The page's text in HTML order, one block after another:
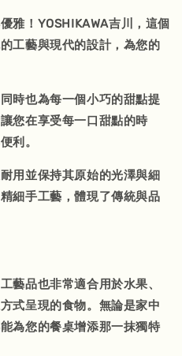
雅！YOSHIKAWA吉川，這個
工藝與現代的設計，為您的
時也為每一個小巧的甜點提
您在享受每一口甜點的時
利。
用並保持其原始的光澤與細
細手工藝，體現了傳統與品
藝品也非常適合用於水果、
式呈現的食物。無論是家中
為您的餐桌增添那一抹獨特